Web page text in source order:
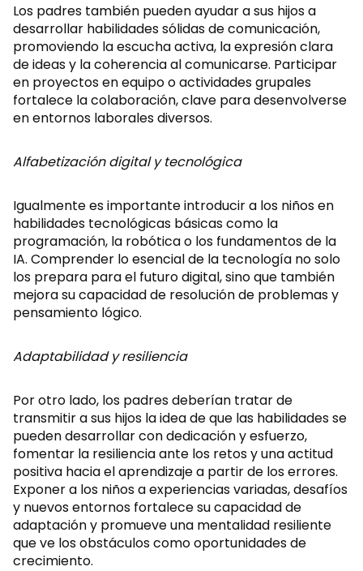
Los padres también pueden ayudar a sus hijos a
desarrollar habilidades sólidas de comunicación,
promoviendo la escucha activa, la expresión clara
de ideas y la coherencia al comunicarse. Participar
en proyectos en equipo o actividades grupales
fortalece la colaboración, clave para desenvolverse
en entornos laborales diversos.
Alfabetización digital y tecnológica
Igualmente es importante introducir a los niños en
habilidades tecnológicas básicas como la
programación, la robótica o los fundamentos de la
IA. Comprender lo esencial de la tecnología no solo
los prepara para el futuro digital, sino que también
mejora su capacidad de resolución de problemas y
pensamiento lógico.
Adaptabilidad y resiliencia
Por otro lado, los padres deberían tratar de
transmitir a sus hijos la idea de que las habilidades se
pueden desarrollar con dedicación y esfuerzo,
fomentar la resiliencia ante los retos y una actitud
positiva hacia el aprendizaje a partir de los errores.
Exponer a los niños a experiencias variadas, desafíos
y nuevos entornos fortalece su capacidad de
adaptación y promueve una mentalidad resiliente
que ve los obstáculos como oportunidades de
crecimiento.